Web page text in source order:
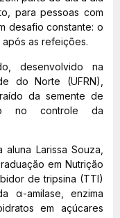
para pessoas com
desafio constante: o
as refeições.
desenvolvido na
do Norte (UFRN),
da semente de
no controle da
Larissa Souza,
em Nutrição
de tripsina (TTI)
α-amilase, enzima
em açúcares